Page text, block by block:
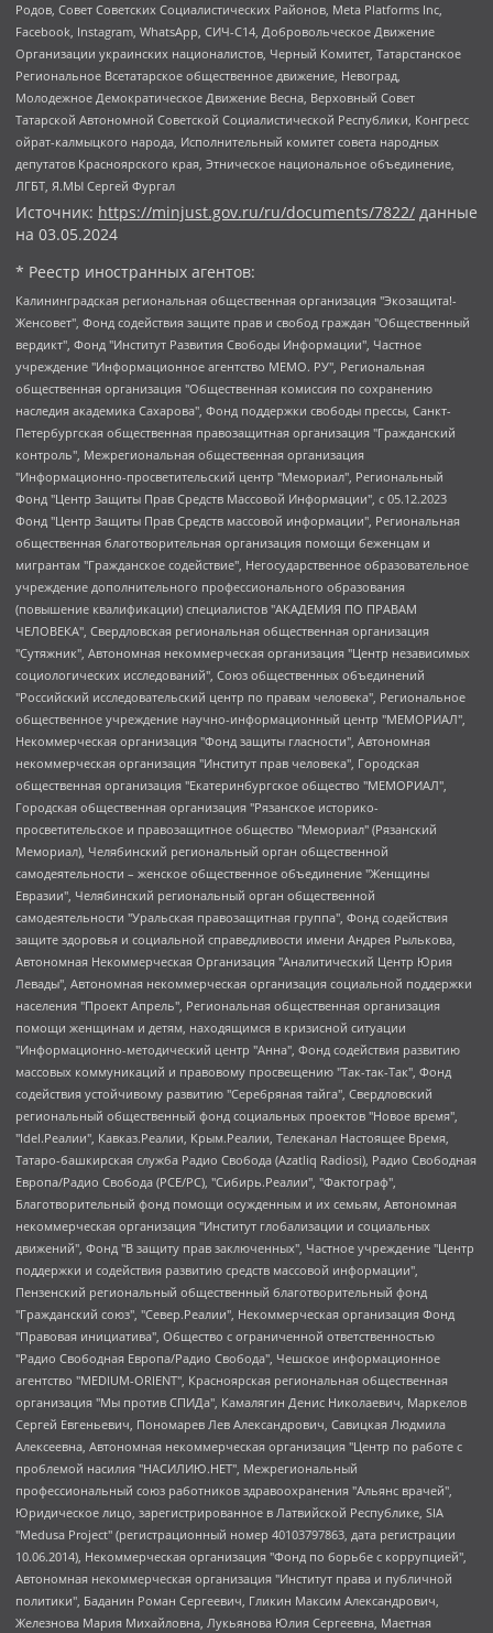
Родов, Совет Советских Социалистических Районов, Meta Platforms Inc,
Facebook, Instagram, WhatsApp, СИЧ-С14, Добровольческое Движение
Организации украинских националистов, Черный Комитет, Татарстанское
Региональное Всетатарское общественное движение, Невоград,
Молодежное Демократическое Движение Весна, Верховный Совет
Татарской Автономной Советской Социалистической Республики, Конгресс
ойрат-калмыцкого народа, Исполнительный комитет совета народных
депутатов Красноярского края, Этническое национальное объединение,
ЛГБТ, Я.МЫ Сергей Фургал
Источник: https://minjust.gov.ru/ru/documents/7822/ данные
на 03.05.2024
* Реестр иностранных агентов:
Калининградская региональная общественная организация "Экозащита!-Женсовет", Фонд содействия защите прав и свобод граждан "Общественный вердикт", Фонд "Институт Развития Свободы Информации", Частное учреждение "Информационное агентство МЕМО. РУ", Региональная общественная организация "Общественная комиссия по сохранению наследия академика Сахарова", Фонд поддержки свободы прессы, Санкт-Петербургская общественная правозащитная организация "Гражданский контроль", Межрегиональная общественная организация "Информационно-просветительский центр "Мемориал", Региональный Фонд "Центр Защиты Прав Средств Массовой Информации", с 05.12.2023 Фонд "Центр Защиты Прав Средств массовой информации", Региональная общественная благотворительная организация помощи беженцам и мигрантам "Гражданское содействие", Негосударственное образовательное учреждение дополнительного профессионального образования (повышение квалификации) специалистов "АКАДЕМИЯ ПО ПРАВАМ ЧЕЛОВЕКА", Свердловская региональная общественная организация "Сутяжник", Автономная некоммерческая организация "Центр независимых социологических исследований", Союз общественных объединений "Российский исследовательский центр по правам человека", Региональное общественное учреждение научно-информационный центр "МЕМОРИАЛ", Некоммерческая организация "Фонд защиты гласности", Автономная некоммерческая организация "Институт прав человека", Городская общественная организация "Екатеринбургское общество "МЕМОРИАЛ", Городская общественная организация "Рязанское историко-просветительское и правозащитное общество "Мемориал" (Рязанский Мемориал), Челябинский региональный орган общественной самодеятельности – женское общественное объединение "Женщины Евразии", Челябинский региональный орган общественной самодеятельности "Уральская правозащитная группа", Фонд содействия защите здоровья и социальной справедливости имени Андрея Рылькова, Автономная Некоммерческая Организация "Аналитический Центр Юрия Левады", Автономная некоммерческая организация социальной поддержки населения "Проект Апрель", Региональная общественная организация помощи женщинам и детям, находящимся в кризисной ситуации "Информационно-методический центр "Анна", Фонд содействия развитию массовых коммуникаций и правовому просвещению "Так-так-Так", Фонд содействия устойчивому развитию "Серебряная тайга", Свердловский региональный общественный фонд социальных проектов "Новое время", "Idel.Реалии", Кавказ.Реалии, Крым.Реалии, Телеканал Настоящее Время, Татаро-башкирская служба Радио Свобода (Azatliq Radiosi), Радио Свободная Европа/Радио Свобода (PCE/PC), "Сибирь.Реалии", "Фактограф", Благотворительный фонд помощи осужденным и их семьям, Автономная некоммерческая организация "Институт глобализации и социальных движений", Фонд "В защиту прав заключенных", Частное учреждение "Центр поддержки и содействия развитию средств массовой информации", Пензенский региональный общественный благотворительный фонд "Гражданский союз", "Север.Реалии", Некоммерческая организация Фонд "Правовая инициатива", Общество с ограниченной ответственностью "Радио Свободная Европа/Радио Свобода", Чешское информационное агентство "MEDIUM-ORIENT", Красноярская региональная общественная организация "Мы против СПИДа", Камалягин Денис Николаевич, Маркелов Сергей Евгеньевич, Пономарев Лев Александрович, Савицкая Людмила Алексеевна, Автономная некоммерческая организация "Центр по работе с проблемой насилия "НАСИЛИЮ.НЕТ", Межрегиональный профессиональный союз работников здравоохранения "Альянс врачей", Юридическое лицо, зарегистрированное в Латвийской Республике, SIA "Medusa Project" (регистрационный номер 40103797863, дата регистрации 10.06.2014), Некоммерческая организация "Фонд по борьбе с коррупцией", Автономная некоммерческая организация "Институт права и публичной политики", Баданин Роман Сергеевич, Гликин Максим Александрович, Железнова Мария Михайловна, Лукьянова Юлия Сергеевна, Маетная Елизавета Витальевна, Маняхин Петр Борисович, Чуракова Ольга Владимировна, Ярош Юлия Петровна, Юридическое лицо "The Insider SIA", зарегистрированное в Риге, Латвийская Республика (дата регистрации 26.06.2015), являющееся администратором доменного имени интернет-издания "The Insider SIA", https://theins.ru, Постернак Алексей Евгеньевич, Рубин Михаил Аркадьевич, Анин Роман Александрович, Юридическое лицо Istories fonds, зарегистрированное в Латвийской Республике (регистрационный номер 50008295751, дата регистрации 24.02.2020), Великовский Дмитрий Александрович, Долинина Ирина Николаевна, Мароховская Алеся Алексеевна, Шлейнов Роман Юрьевич, Шмагун Олеся Валентиновна, Общество с ограниченной ответственностью "Альтаир 2021", Общество с ограниченной ответственностью "Вега 2021", Общество с ограниченной ответственностью "Главный редактор 2021", Общество с ограниченной ответственностью "Ромашки монолит", Важенков Артем Валерьевич, Ивановская областная общественная организация "Центр гендерных исследований", Гурман Юрий Альбертович, Медиапроект "ОВД-Инфо", Егоров Владимир Владимирович, Жилинский Владимир Александрович, Общество с ограниченной ответственностью "ЗП", Иванова София Юрьевна, Карезина Инна Павловна, Кильтау Екатерина Викторовна, Петров Алексей Викторович, Пискунов Сергей Евгеньевич, Смирнов Сергей Сергеевич, Тихонов Михаил Сергеевич, Общество с ограниченной ответственностью "ЖУРНАЛИСТ-ИНОСТРАННЫЙ АГЕНТ", Арапова Галина Юрьевна, Вольтская Татьяна Анатольевна, Американская компания "Mason G.E.S. Anonymous Foundation" (США), являющаяся владельцем интернет-издания https://mnews.world/, Компания "Stichting Bellingcat", зарегистрированная в Нидерландах (дата регистрации 11.07.2018), Захаров Андрей Вячеславович, Клепиковская Екатерина Дмитриевна, Общество с ограниченной ответственностью "МЕМО", Перл Роман Александрович, Симонов Евгений Алексеевич, Соловьева Елена Анатольевна, Сотников Даниил Владимирович, Сурначева Елизавета Дмитриевна, Автономная некоммерческая организация по защите прав человека и информированию населения "Якутия – Наше Мнение", Общество с ограниченной ответственностью "Москоу диджитал медиа", с 26.01.2023 Общество с ограниченной ответственностью "Чайка Белые сады", Ветошкина Валерия Валерьевна, Заговора Максим Александрович, Межрегиональное общественное движение "Российская ЛГБТ - сеть", Оленичев Максим Владимирович, Павлов Иван Юрьевич, Скворцова Елена Сергеевна, Общество с ограниченной ответственностью "Как бы инагент", Кочетков Игорь Викторович, Общество с ограниченной ответственностью "Честные выборы", Еланчик Олег Александрович, Общество с ограниченной ответственностью "Нобелевский призыв", Гималова Регина Эмилевна, Григорьев Андрей Валерьевич, Григорьева Алина Александровна, Ассоциация по содействию защите прав призывников, альтернативнослужащих и военнослужащих "Правозащитная группа "Гражданин.Армия.Право", Хисамова Регина Фаритовна, Автономная некоммерческая организация по реализации социально-правовых программ "Лилит", Дальневосточное общественное движение "Маяк", Санкт-Петербургская ЛГБТ-инициативная группа "Выход", Инициативная группа ЛГБТ+ "Реверс", Алексеев Андрей Викторович, Бекбулатова Таисия Львовна, Беляев Иван Михайлович, Владыкина Елена Сергеевна, Гельман Марат Александрович, Никульшина Вероника Юрьевна, Толоконникова Надежда Андреевна, Шендерович Виктор Анатольевич, Общество с ограниченной ответственностью "Данное сообщение", Общество с ограниченной ответственностью Издательский дом "Новая глава", Айнбиндер Александра Александровна, Московский комьюнити-центр для ЛГБТ+инициатив, Благотворительный фонд развития филантропии, Deutsche Welle (Германия, Kurt-Schumacher-Strasse 3, 53113 Bonn), Борзунова Мария Михайловна, Воробьев Виктор Викторович, Голубева Анна Львовна, Константинова Алла Михайловна, Малкова Ирина Владимировна, Мурадов Мурад Абдулгалимович, Осетинская Елизавета Николаевна, Понасенков Евгений Николаевич, Ганапольский Матвей Юрьевич, Киселев Евгений Алексеевич, Борухович Ирина Григорьевна, Дремин Иван Тимофеевич, Дубровский Дмитрий Викторович, Красноярская региональная общественная организация поддержки и развития альтернативных образовательных технологий и межкультурных коммуникаций "ИНТЕРРА", Маяковская Екатерина Алексеевна, Фейгин Марк Захарович, Филимонов Андрей Викторович, Дзугкоева Регина Николаевна, Доброхотов Роман Александрович, Дудь Юрий Александрович, Елкин Сергей Владимирович, Кругликов Кирилл Игоревич, Сабунаева Мария Леонидовна, Семенов Алексей Владимирович, Шаинян Карен Багратович, Шульман Екатерина Михайловна, Асафьев Артур Валерьевич, Вахштайн Виктор Семенович, Венедиктов Алексей Алексеевич, Лушникова Екатерина Евгеньевна, Волков Леонид Михайлович, Невзоров Александр Глебович, Пархоменко Сергей Борисович, Сироткин Ярослав Николаевич, Кара-Мурза Владимир Владимирович, Баранова Наталья Владимировна, Гозман Леонид Яковлевич, Кагарлицкий Борис Юльевич, Климарев Михаил Валерьевич, Милов Владимир Станиславович, Автономная некоммерческая организация Краснодарский центр современного искусства "Типография", Моргенштерн Алишер Тагирович, Соболь Любовь Эдуардовна, Общество с ограниченной ответственностью "ЛИЗА НОРМ", Каспаров Гарри Кимович, Ходорковский Михаил Борисович, Общество с ограниченной ответственностью "Апрельские тезисы", Данилович Ирина Брониславовна, Кашин Олег Владимирович, Петров Николай Владимирович, Пивоваров Алексей Владимирович, Соколов Михаил Владимирович, Цветкова Юлия Владимировна, Чичваркин Евгений Александрович, Комитет против пыток/Команда против пыток, Общество с ограниченной ответственностью "Первый научный", Общество с ограниченной ответственностью "Вертолет и ко", Белоцерковская Вероника Борисовна, Кац Максим Евгеньевич, Лазарева Татьяна Юрьевна, Шаведдинов Руслан Табризович, Яшин Илья Валерьевич, Общество с ограниченной ответственностью "Иноагент ААВ", Алешковский Дмитрий Петрович, Альбац Евгения Марковна, Быков Дмитрий Львович, Галямина Юлия Евгеньевна, Лойко Сергей Леонидович, Мартынов Кирилл Константинович, Медведев Сергей Александрович, Крашенинников Федор Геннадиевич, Гордеева Катерина Вл